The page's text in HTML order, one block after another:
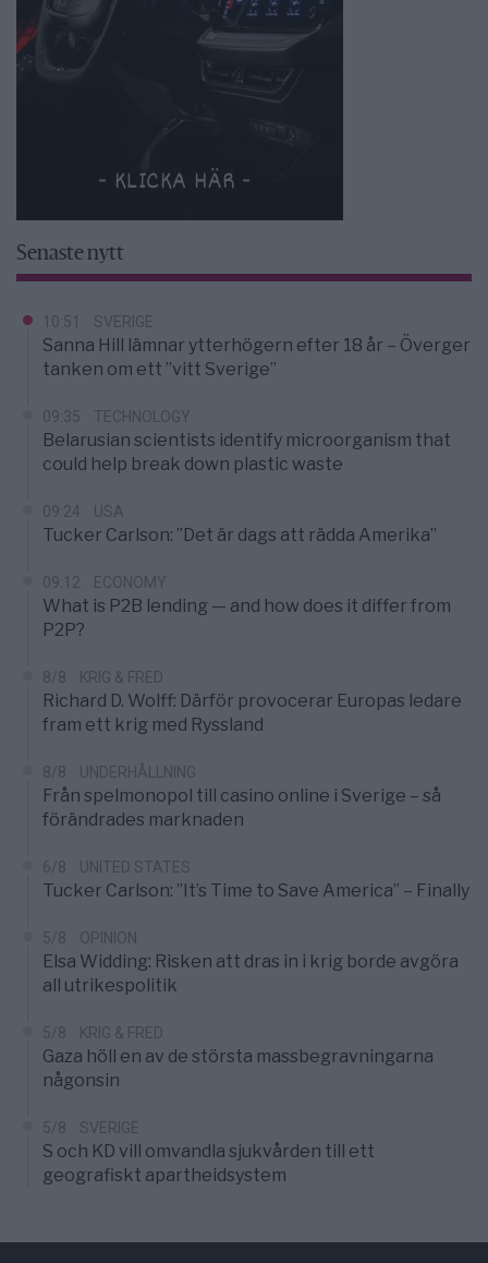
Senaste nytt
10:51 SVERIGE
Sanna Hill lämnar ytterhögern efter 18 år – Överger
tanken om ett ”vitt Sverige”
09:35 TECHNOLOGY
Belarusian scientists identify microorganism that
could help break down plastic waste
09:24 USA
Tucker Carlson: ”Det är dags att rädda Amerika”
09:12 ECONOMY
What is P2B lending — and how does it differ from
P2P?
8/8 KRIG & FRED
Richard D. Wolff: Därför provocerar Europas ledare
fram ett krig med Ryssland
8/8 UNDERHÅLLNING
Från spelmonopol till casino online i Sverige – så
förändrades marknaden
6/8 UNITED STATES
Tucker Carlson: ”It’s Time to Save America” – Finally
5/8 OPINION
Elsa Widding: Risken att dras in i krig borde avgöra
all utrikespolitik
5/8 KRIG & FRED
Gaza höll en av de största massbegravningarna
någonsin
5/8 SVERIGE
S och KD vill omvandla sjukvården till ett
geografiskt apartheidsystem